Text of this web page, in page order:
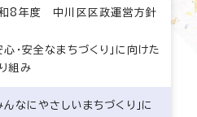
8年度 中川区区政運営方針
心・安全なまちづくり」に向けた
組み
んなにやさしいまちづくり」に